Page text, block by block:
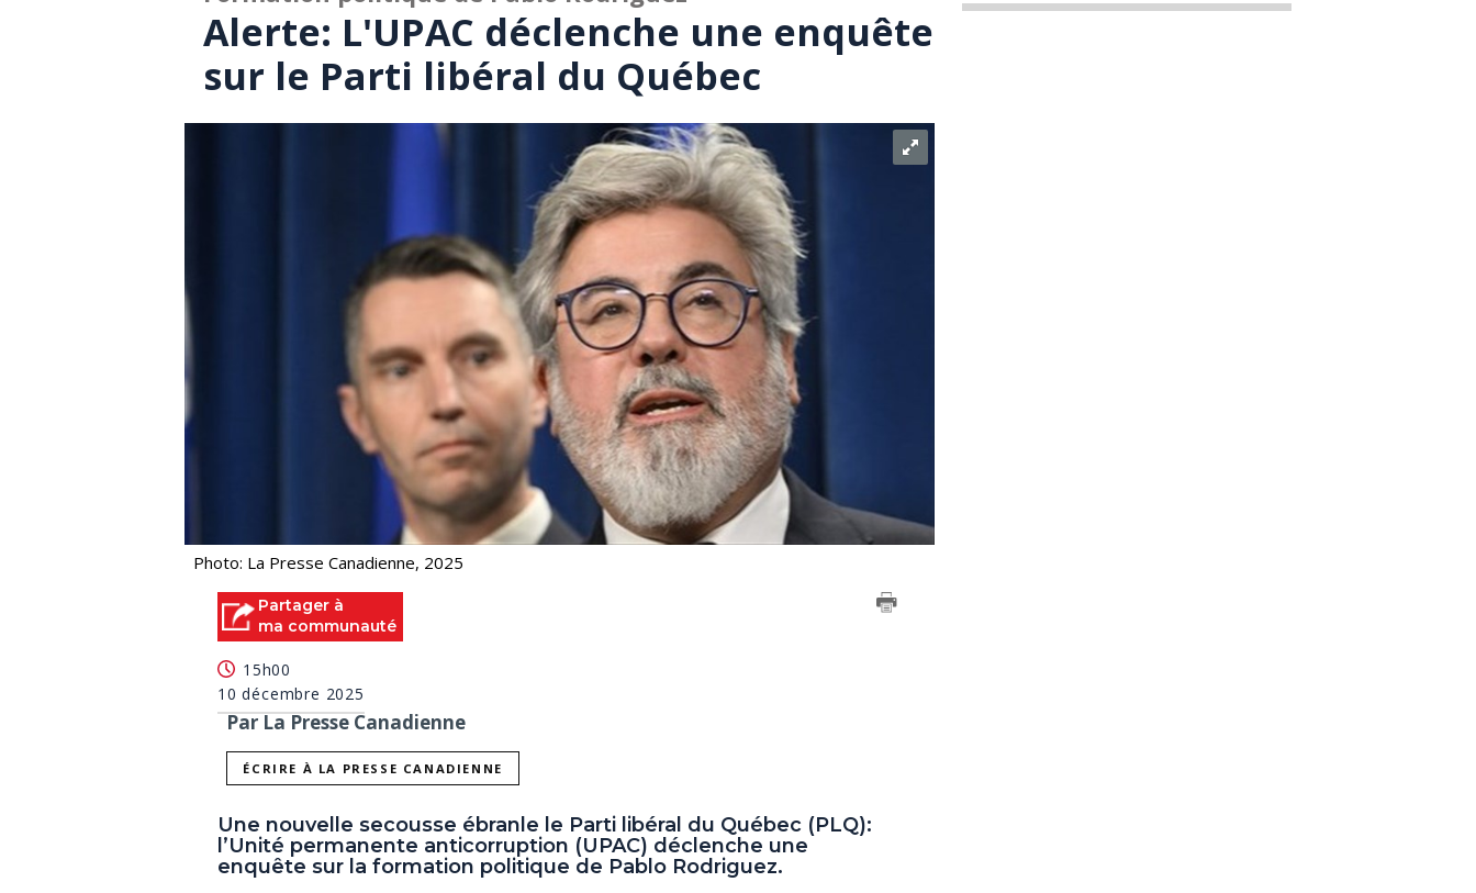
Alerte: L'UPAC déclenche une enquête
sur le Parti libéral du Québec
Photo: La Presse Canadienne, 2025
Partager à
ma communauté
15h00
10 décembre 2025
Par La Presse Canadienne
ÉCRIRE À LA PRESSE CANADIENNE
Une nouvelle secousse ébranle le Parti libéral du Québec (PLQ):
l’Unité permanente anticorruption (UPAC) déclenche une
enquête sur la formation politique de Pablo Rodriguez.